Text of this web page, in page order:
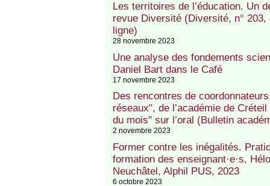
Les territoires de l’éducation. Un
revue Diversité (Diversité, n°
ligne)
28 novembre 2023
Une analyse des fondements
Daniel Bart dans le Café
17 novembre 2023
Des rencontres de
réseaux", de l’académie de
du mois" sur l’oral (Bulletin
2 novembre 2023
Former contre les inégalités.
formation des enseignant·e·s,
Neuchâtel, Alphil PUS, 2023
6 octobre 2023